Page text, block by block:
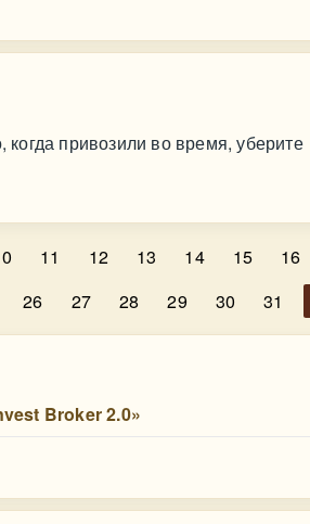
когда привозили во время, уберите
11 12 13 14 15
16
26 27 28 29 30 31
Broker 2.0»